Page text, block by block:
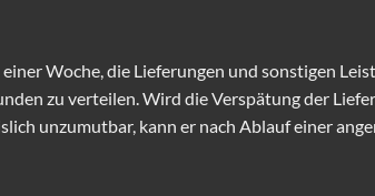
Woche, die Lieferungen und sonstigen
zu verteilen. Wird die Verspätung der
unzumutbar, kann er nach Ablauf einer